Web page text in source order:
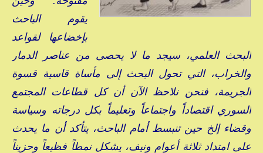
يقوم الباحث
بإخضاعها لقواعد
البحث العلمي، سيجد ما لا يحصى من عناصر الدمار
والخراب، التي تحول البحث إلى مأساة قاسية قسوة
الجريمة، فنحن نلاحظ الآن أن كل قطاعات المجتمع
السوري اقتصاداً واجتماعاً وتعليماً بكل درجاته وسياسة
وقضاء إلخ حين تنبسط أمام الباحث، يتأكد أن ما يحدث
على امتداد ثلاثة أعوام ونيف، يشكل نمطاً فظيعاً وحزيناً